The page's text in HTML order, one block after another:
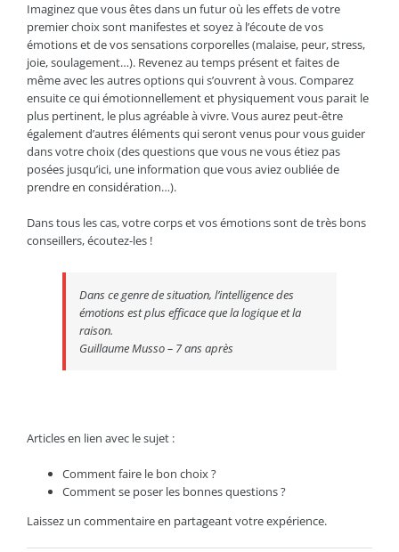
Imaginez que vous êtes dans un futur où les effets de votre
premier choix sont manifestes et soyez à l’écoute de vos
émotions et de vos sensations corporelles (malaise, peur, stress,
joie, soulagement…). Revenez au temps présent et faites de
même avec les autres options qui s’ouvrent à vous. Comparez
ensuite ce qui émotionnellement et physiquement vous parait le
plus pertinent, le plus agréable à vivre. Vous aurez peut-être
également d’autres éléments qui seront venus pour vous guider
dans votre choix (des questions que vous ne vous étiez pas
posées jusqu’ici, une information que vous aviez oubliée de
prendre en considération…).
Dans tous les cas, votre corps et vos émotions sont de très bons
conseillers, écoutez-les !
Dans ce genre de situation, l’intelligence des
émotions est plus efficace que la logique et la
raison.
Guillaume Musso – 7 ans après
Articles en lien avec le sujet :
Comment faire le bon choix ?
Comment se poser les bonnes questions ?
Laissez un commentaire en partageant votre expérience.